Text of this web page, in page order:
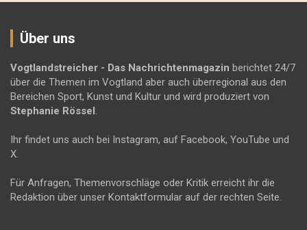
Über uns
Vogtlandstreicher - Das Nachrichtenmagazin berichtet 24/7
über die Themen im Vogtland aber auch überregional aus den
Bereichen Sport, Kunst und Kultur und wird produziert von
Stephanie Rössel.
Ihr findet uns auch bei Instagram, auf Facebook, YouTube und
X.
Für Anfragen, Themenvorschläge oder Kritik erreicht ihr die
Redaktion über unser Kontaktformular auf der rechten Seite.